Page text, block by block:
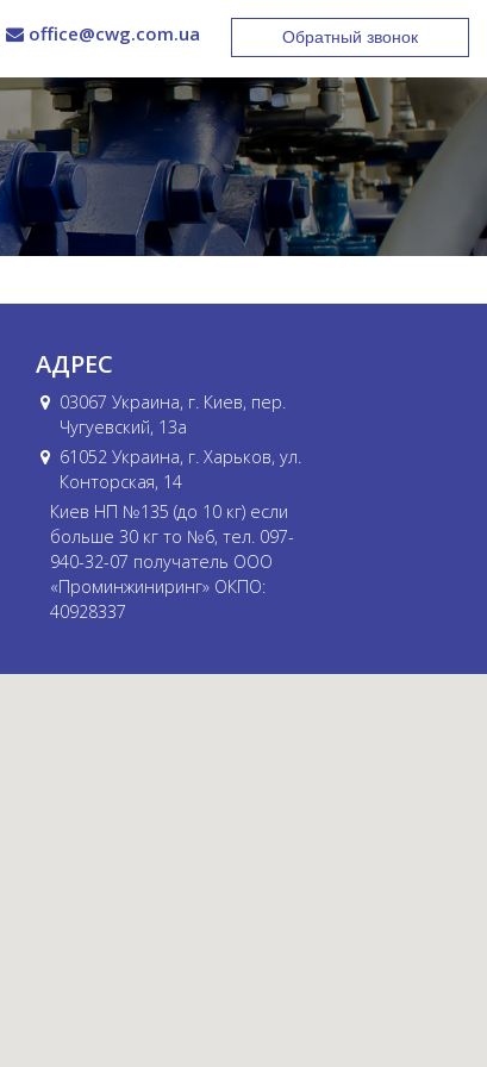
office@cwg.com.ua Обратный звонок
АДРЕС
03067 Украина, г. Киев, пер.
Чугуевский, 13а
61052 Украина, г. Харьков, ул.
Конторская, 14
Киев НП №135 (до 10 кг) если
больше 30 кг то №6, тел. 097-
940-32-07 получатель ООО
«Проминжиниринг» ОКПО:
40928337